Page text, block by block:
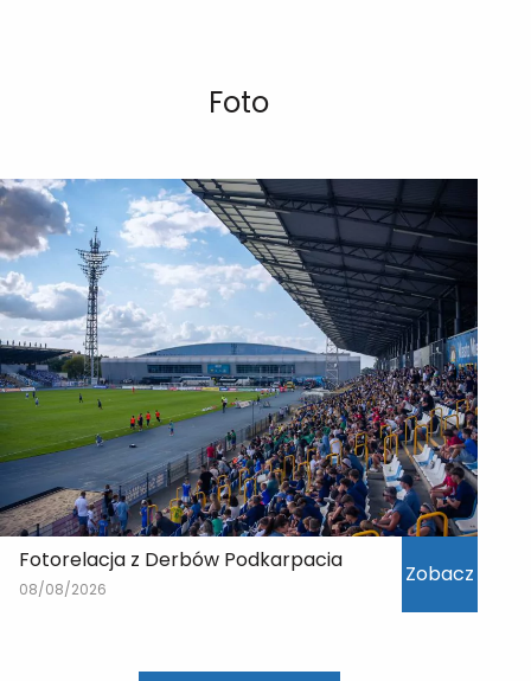
Foto
Fotorelacja z Derbów Podkarpacia
08/08/2026
Zobacz